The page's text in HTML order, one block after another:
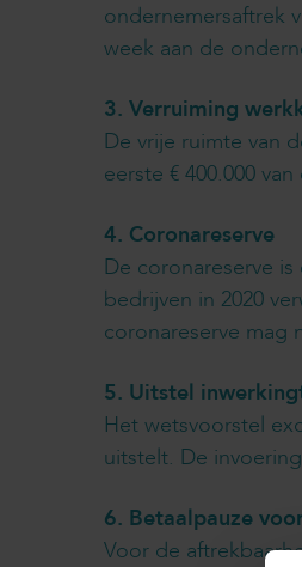
ondernemersaftrek
week aan de
3. Verruiming
De vrije ruimte van
eerste € 400.000
4. Coronareserve
De coronareserve
bedrijven in 2020
coronareserve mag
5. Uitstel
Het wetsvoorstel
uitstelt. De
6. Betaalpauze
Voor de